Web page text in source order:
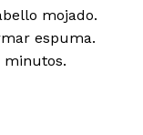
mojado.
espuma.
minutos.